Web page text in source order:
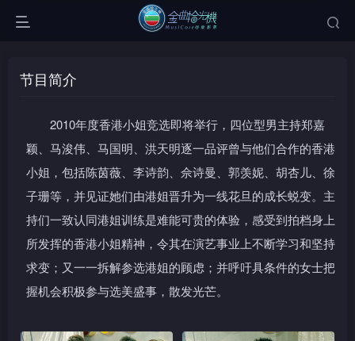
节目简介
2010年度香港小姐竞选即将举行，四位型男主持郑嘉
颖、马浚伟、马国明、洪天明逐一品评曾与他们合作的香港
小姐，包括陈茵薇、李诗韵、佘诗曼、郭羡妮、胡杏儿、徐
子珊等，并见证她们由港姐晋升为一线花旦的成长蜕变。主
持们一致认同港姐训练是难能可贵的体验，感受到拍档身上
所发挥的香港小姐精神，令其在演艺事业上不断学习和坚持
求变；又一一拆解参选港姐的顾虑；并呼吁具条件的女士把
握机会积极参与选美盛事，散发光芒。